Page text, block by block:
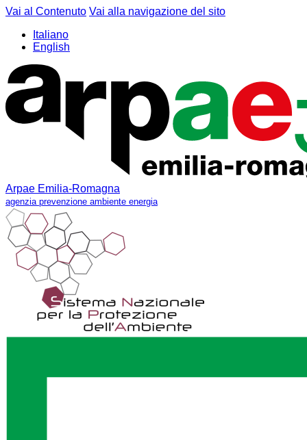
Vai al Contenuto Vai alla navigazione del sito
Italiano
English
Arpae Emilia-Romagna
agenzia prevenzione ambiente energia